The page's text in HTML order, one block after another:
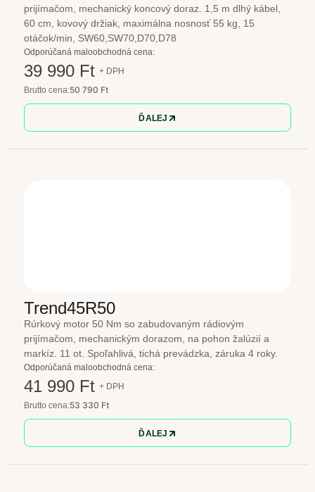
prijímačom, mechanický koncový doraz. 1,5 m dlhý kábel,
60 cm, kovový držiak, maximálna nosnosť 55 kg, 15
otáčok/min, SW60,SW70,D70,D78
Odporúčaná maloobchodná cena:
39 990 Ft + DPH
Brutto cena:50 790 Ft
ĎALEJ
Trend45R50
Rúrkový motor 50 Nm so zabudovaným rádiovým
prijímačom, mechanickým dorazom, na pohon žalúzií a
markíz. 11 ot. Spoľahlivá, tichá prevádzka, záruka 4 roky.
Odporúčaná maloobchodná cena:
41 990 Ft + DPH
Brutto cena:53 330 Ft
ĎALEJ